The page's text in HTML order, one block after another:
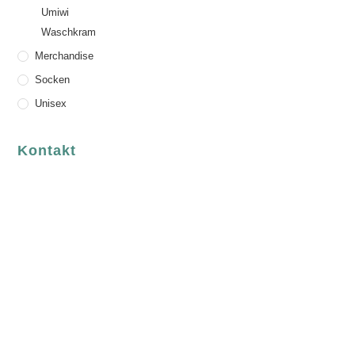
Umiwi
Waschkram
Merchandise
Socken
Unisex
Kontakt